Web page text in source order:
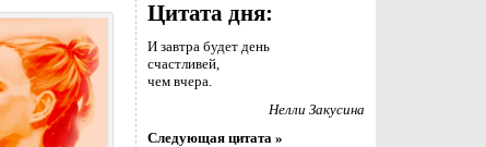
Цитата дня:
И завтра будет день
счастливей,
чем вчера.
Нелли Закусина
Следующая цитата »